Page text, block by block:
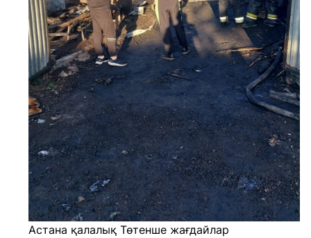
Астана қалалық Төтенше жағдайлар